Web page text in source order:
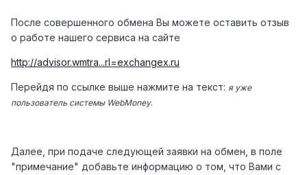
После совершенного обмена Вы можете оставить отзыв
о работе нашего сервиса на сайте
http://advisor.wmtra...rl=exchangex.ru
Перейдя по ссылке выше нажмите на текст: я уже
пользователь системы WebMoney.
Далее, при подаче следующей заявки на обмен, в поле
"примечание" добавьте информацию о том, что Вами с